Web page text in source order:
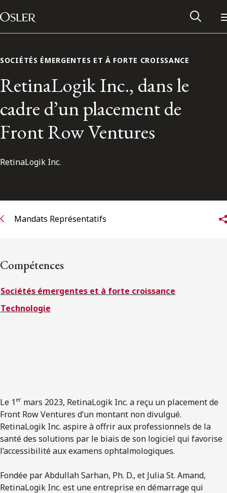
Passer au contenu
Main Navigation
S’abonner aux articles Osler
S’abonner
SOCIÉTÉS ÉMERGENTES ET À FORTE CROISSANCE
RetinaLogik Inc., dans le
cadre d’un placement de
Front Row Ventures
RetinaLogik Inc.
Mandats Représentatifs
Compétences
Sociétés émergentes et à forte croissance
Technologie
Le 1 er mars 2023, RetinaLogik Inc. a reçu un placement de
Front Row Ventures d’un montant non divulgué.
RetinaLogik Inc. aspire à offrir aux professionnels de la
santé des solutions par le biais de son logiciel qui favorise
l’accessibilité aux examens ophtalmologiques.
Fondée par Abdullah Sarhan, Ph. D., et Julia St. Amand,
RetinaLogik Inc. est une entreprise en démarrage qui